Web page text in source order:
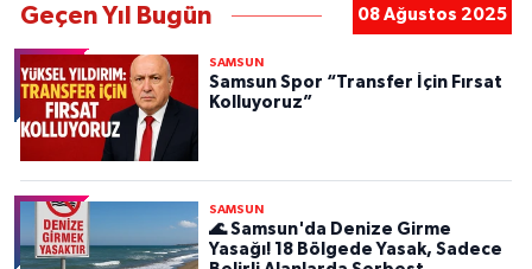
Geçen Yıl Bugün 08 Ağustos 2025
SAMSUN
Samsun Spor “Transfer İçin Fırsat
Kolluyoruz”
SAMSUN
🌊 Samsun'da Denize Girme
Yasağı! 18 Bölgede Yasak, Sadece